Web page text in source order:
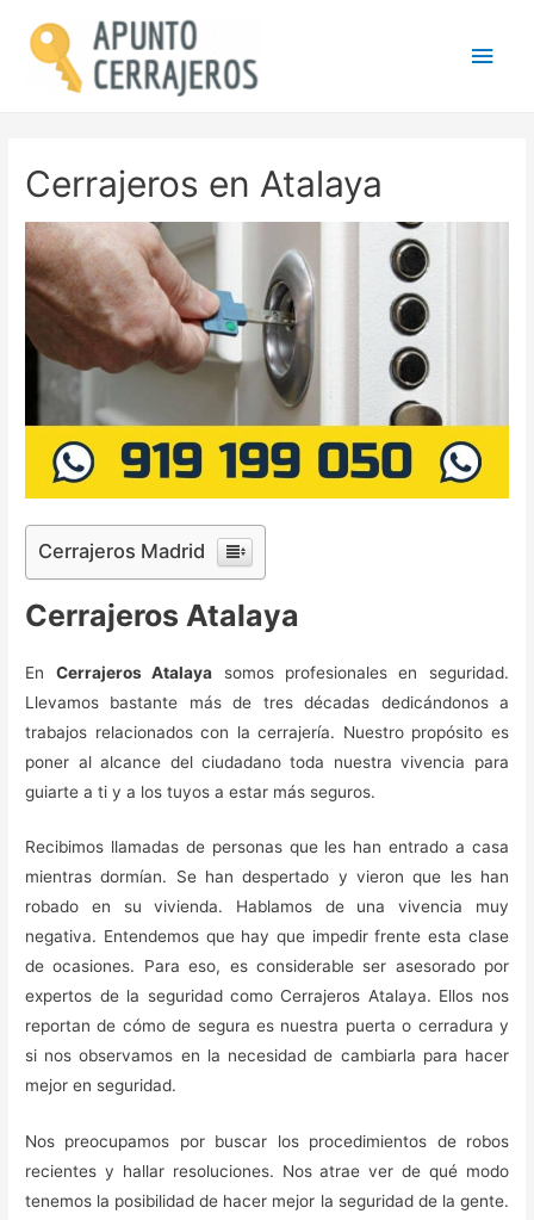
Cerrajeros en Atalaya
Cerrajeros Madrid
Cerrajeros Atalaya
En Cerrajeros Atalaya somos profesionales en seguridad.
Llevamos bastante más de tres décadas dedicándonos a
trabajos relacionados con la cerrajería. Nuestro propósito es
poner al alcance del ciudadano toda nuestra vivencia para
guiarte a ti y a los tuyos a estar más seguros.
Recibimos llamadas de personas que les han entrado a casa
mientras dormían. Se han despertado y vieron que les han
robado en su vivienda. Hablamos de una vivencia muy
negativa. Entendemos que hay que impedir frente esta clase
de ocasiones. Para eso, es considerable ser asesorado por
expertos de la seguridad como Cerrajeros Atalaya. Ellos nos
reportan de cómo de segura es nuestra puerta o cerradura y
si nos observamos en la necesidad de cambiarla para hacer
mejor en seguridad.
Nos preocupamos por buscar los procedimientos de robos
recientes y hallar resoluciones. Nos atrae ver de qué modo
tenemos la posibilidad de hacer mejor la seguridad de la gente.